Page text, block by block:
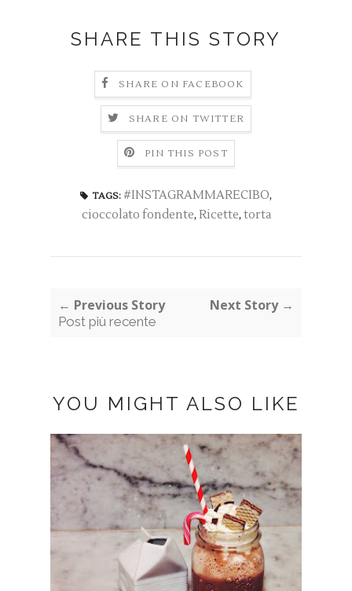
SHARE THIS STORY
SHARE ON FACEBOOK
SHARE ON TWITTER
PIN THIS POST
TAGS: #INSTAGRAMMARECIBO,
cioccolato fondente, Ricette, torta
← Previous Story
Post più recente
Next Story →
YOU MIGHT ALSO LIKE